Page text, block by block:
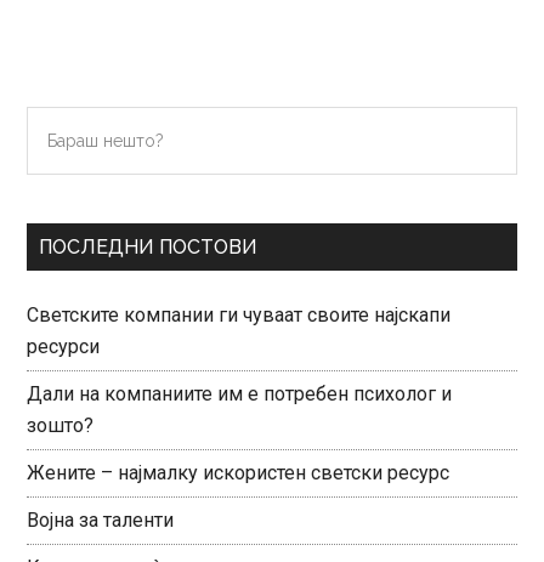
Primary
Sidebar
нешто?
ПОСЛЕДНИ ПОСТОВИ
Светските компании ги чуваат своите најскапи
ресурси
Дали на компаниите им е потребен психолог и
зошто?
Жените – најмалку искористен светски ресурс
Војна за таленти